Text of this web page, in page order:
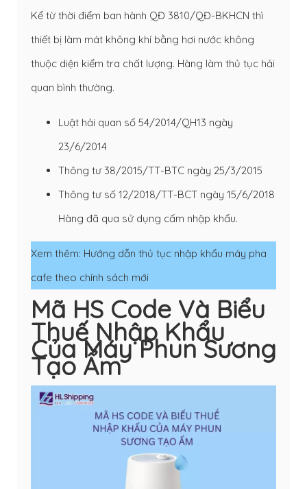
Kể từ thời điểm ban hành QĐ 3810/QĐ-BKHCN thì
thiết bị làm mát không khí bằng hơi nước không
thuộc diện kiểm tra chất lượng. Hàng làm thủ tục hải
quan bình thường.
Luật hải quan số 54/2014/QH13 ngày
23/6/2014
Thông tư 38/2015/TT-BTC ngày 25/3/2015
Thông tư số 12/2018/TT-BCT ngày 15/6/2018
Hàng đã qua sử dụng cấm nhập khẩu.
Xem thêm: Hướng dẫn thủ tục nhập khẩu máy pha
cafe theo chính sách mới
Mã HS Code Và Biểu
Thuế Nhập Khẩu
Của Máy Phun Sương
Tạo Ẩm